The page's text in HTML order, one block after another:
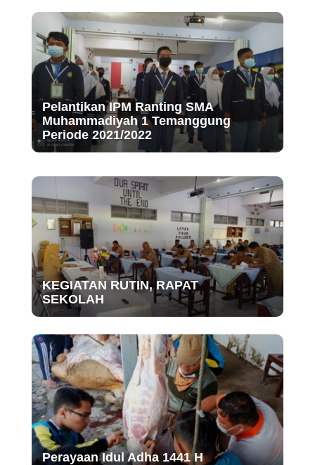
Pelantikan IPM Ranting SMA
Muhammadiyah 1 Temanggung
Periode 2021/2022
KEGIATAN RUTIN, RAPAT
SEKOLAH
Perayaan Idul Adha 1441 H